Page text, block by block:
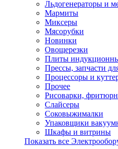
Льдогенераторы и
Мармиты
Миксеры
Мясорубки
Новинки
Овощерезки
Плиты
Прессы, запчасти
Процессоры и
Прочее
Рисоварки,
Слайсеры
Соковыжималки
Упаковщики
Шкафы и витрины
Показать все